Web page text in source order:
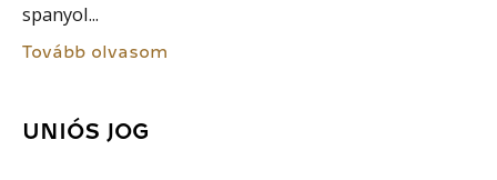
spanyol...
Tovább olvasom
UNIÓS JOG